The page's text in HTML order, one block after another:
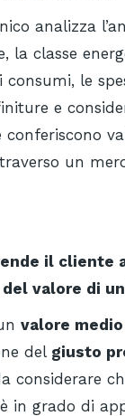
analizza
la classe
consumi, le
e
conferiscono
un
il cliente
valore di
valore medio
del giusto
considerare
in grado di